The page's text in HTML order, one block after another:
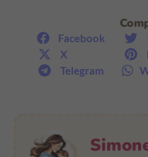
Facebook
X
Telegram